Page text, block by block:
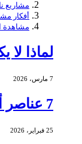
مشاريع
أفكار
مشاهدة
لماذا
7 مارس، 2026
7 عناصر أساسية في دراسة الجدوى
25 فبراير، 2026